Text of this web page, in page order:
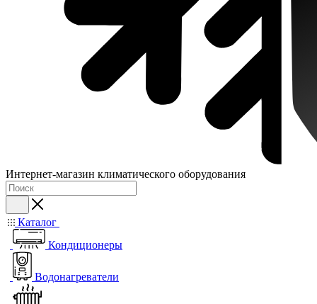
Интернет-магазин климатического оборудования
Каталог
Кондиционеры
Водонагреватели